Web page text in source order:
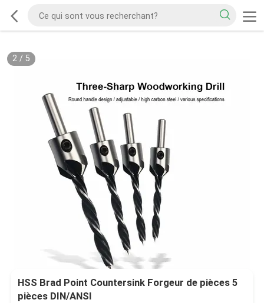
2/ 5
HSS Brad Point Countersink Forgeur de pièces 5
pièces DIN/ANSI